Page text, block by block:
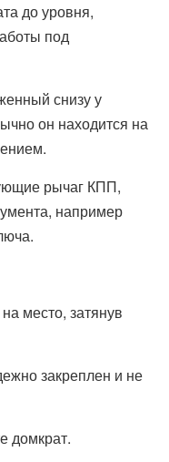
до уровня,
под
снизу у
он находится на
рычаг КПП,
например
место, затянув
закреплен и не
домкрат.